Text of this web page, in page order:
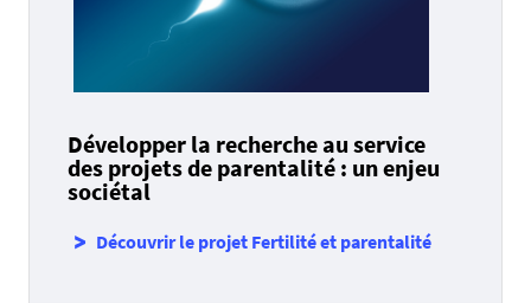
Développer la recherche au service
des projets de parentalité : un enjeu
sociétal
Découvrir le projet Fertilité et parentalité